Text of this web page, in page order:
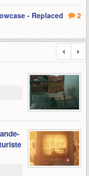
2
- Replaced